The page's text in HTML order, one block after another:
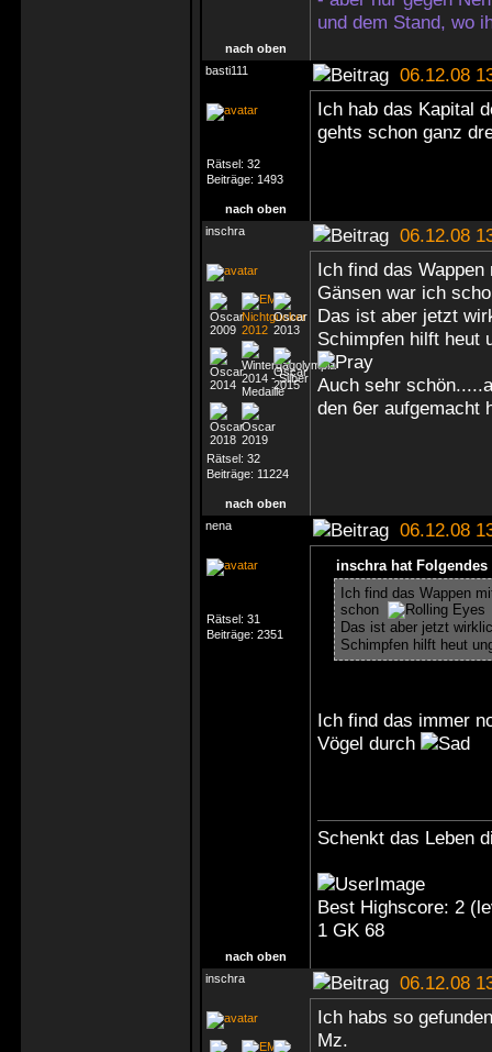
und dem Stand, wo
nach oben
basti111
06.12.08
Rätsel: 32
Beiträge: 1493
Ich hab das Kapital
gehts schon ganz
nach oben
inschra
06.12.08
Rätsel: 32
Beiträge: 11224
Ich find das
Gänsen war ich
Das ist aber jetzt
Schimpfen hilft heut
Auch sehr
den 6er aufgemacht
nach oben
nena
06.12.08
Rätsel: 31
Beiträge: 2351
inschra hat Folgendes
Ich find das Wappen
schon
Das ist aber jetzt
Schimpfen hilft heut
Ich find das immer
Vögel durch
Schenkt das Leben
Best Highscore: 2
1 GK 68
nach oben
inschra
06.12.08
Ich habs so
Mz.